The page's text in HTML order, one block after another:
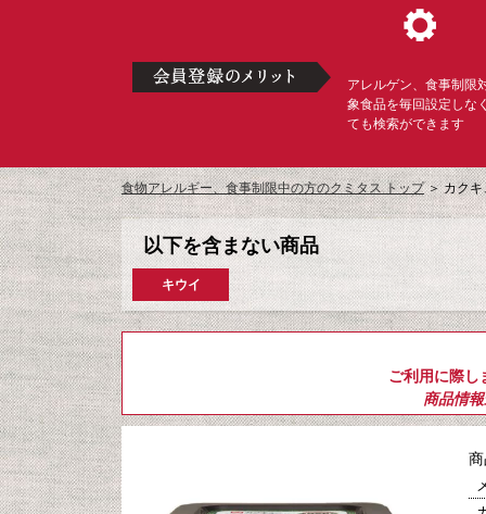
アレルゲン、食事制限
象食品を毎回設定しな
ても検索ができます
食物アレルギー、食事制限中の方のクミタス トップ＞カク
以下を含まない商品
キウイ
ご利用に際し
商品情